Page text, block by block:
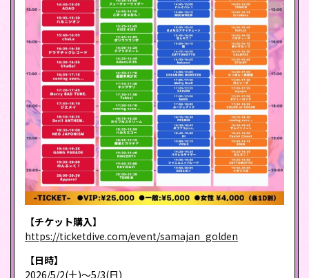
【チケット購入】
https://ticketdive.com/event/samajan_golden
【日時】
2026/5/2(土)〜5/3(日)